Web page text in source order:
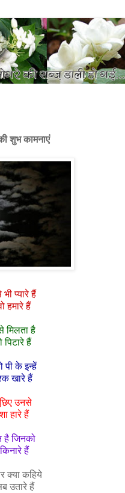
शुभ कामनाएं
प्‍यारे हैं
हमारे हैं
मिलता है
पिटारे हैं
पी के इन्‍हें
खारे हैं
उनसे
हारे हैं
है जिनको
हैं
क्‍या कहिये
उतारे हैं